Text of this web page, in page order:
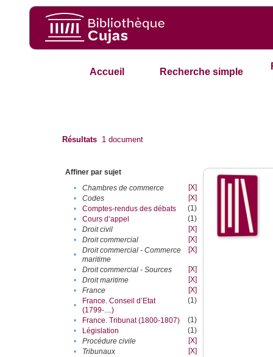
Accueil Recherche simple
Résultats 1 document
Affiner par sujet
•
Chambres de commerce
[X]
•
Codes
[X]
•
Comptes-rendus des débats
(1)
•
Cours d’appel
(1)
•
Droit civil
[X]
•
Droit commercial
[X]
•
Droit commercial - Commerce
maritime
[X]
• Droit commercial - Sources
[X]
•
Droit maritime
[X]
•
France
[X]
•
France. Conseil d’Etat
(1799-....)
(1)
• France. Tribunat (1800-1807)
(1)
•
Législation
(1)
•
Procédure civile
[X]
•
Tribunaux
[X]